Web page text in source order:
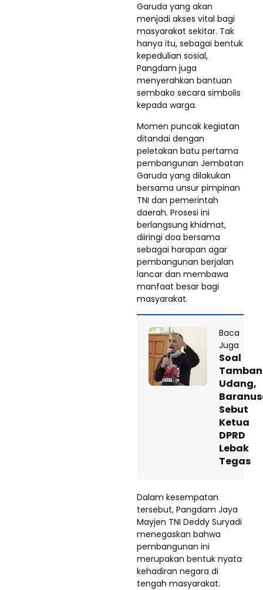
Garuda yang akan
menjadi akses vital bagi
masyarakat sekitar. Tak
hanya itu, sebagai bentuk
kepedulian sosial,
Pangdam juga
menyerahkan bantuan
sembako secara simbolis
kepada warga.
Momen puncak kegiatan
ditandai dengan
peletakan batu pertama
pembangunan Jembatan
Garuda yang dilakukan
bersama unsur pimpinan
TNI dan pemerintah
daerah. Prosesi ini
berlangsung khidmat,
diiringi doa bersama
sebagai harapan agar
pembangunan berjalan
lancar dan membawa
manfaat besar bagi
masyarakat.
Baca
Juga
Soal
Udang,
Sebut
Ketua
DPRD
Lebak
Tegas
Dalam kesempatan
tersebut, Pangdam Jaya
Mayjen TNI Deddy Suryadi
menegaskan bahwa
pembangunan ini
merupakan bentuk nyata
kehadiran negara di
tengah masyarakat.